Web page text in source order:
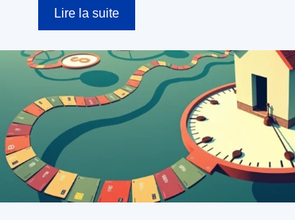
Lire la suite